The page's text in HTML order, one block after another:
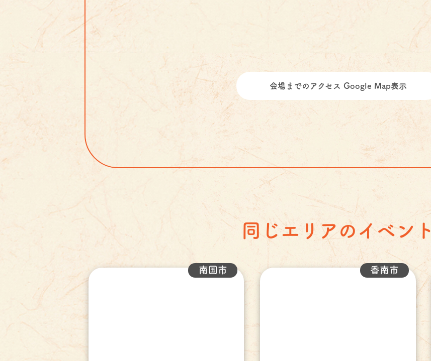
会場までのアクセス Google Map表示
同じエリアのイベント
南国市 香南市